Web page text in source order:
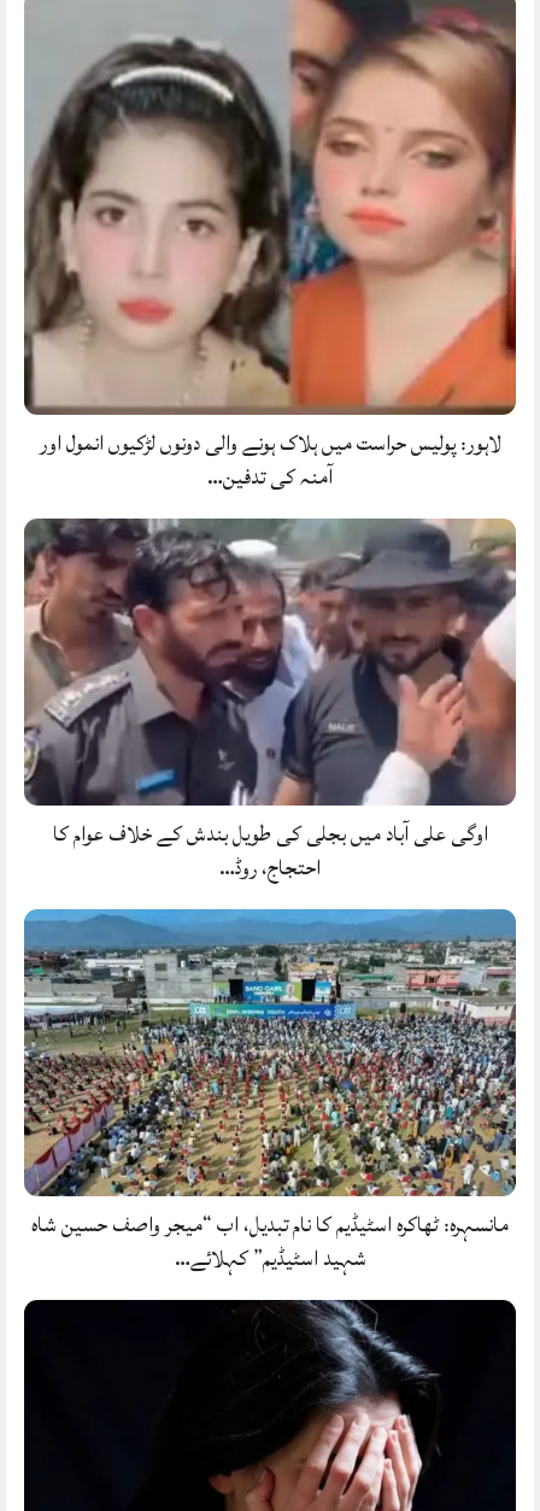
لاہور: پولیس حراست میں ہلاک ہونے والی دونوں لڑکیوں انمول اور
آمنہ کی تدفین…
اوگی علی آباد میں بجلی کی طویل بندش کے خلاف عوام کا
احتجاج، روڈ…
مانسہرہ: ٹھاکرہ اسٹیڈیم کا نام تبدیل، اب “میجر واصف حسین شاہ
شہید اسٹیڈیم” کہلائے…